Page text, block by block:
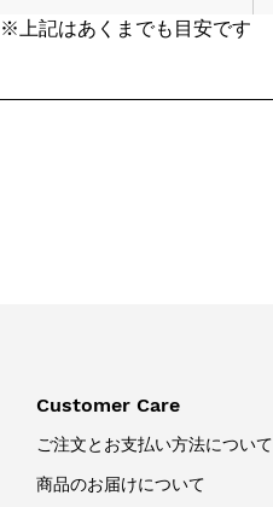
※上記はあくまでも目安です
Customer Care
ご注文とお支払い方法について
商品のお届けについて